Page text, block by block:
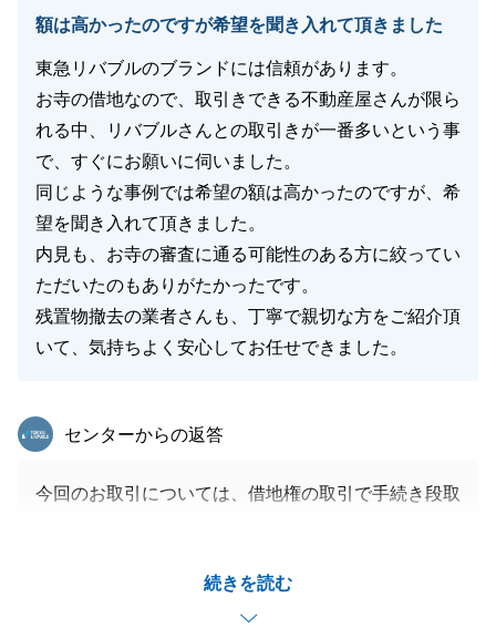
てしまうのは少し寂しくなりますが、今後、ご購入・
で、その際にお会いできることを楽しみにしておりま
す。
何かございましたら、何なりとお申し付けくださいま
せ。
今後ともよろしくお願い申し上げます。
閉じる
額は高かったのですが希望を聞き入れて頂きました
東急リバブルのブランドには信頼があります。
お寺の借地なので、取引きできる不動産屋さんが限ら
れる中、リバブルさんとの取引きが一番多いという事
で、すぐにお願いに伺いました。
同じような事例では希望の額は高かったのですが、希
望を聞き入れて頂きました。
内見も、お寺の審査に通る可能性のある方に絞ってい
ただいたのもありがたかったです。
残置物撤去の業者さんも、丁寧で親切な方をご紹介頂
いて、気持ちよく安心してお任せできました。
続きを読む
東急リバブル
センターからの返答
今回のお取引については、借地権の取引で手続き段取
来ましたので安堵しております。
それもＦ様が辛抱強くまた細やかに対応いただけたこ